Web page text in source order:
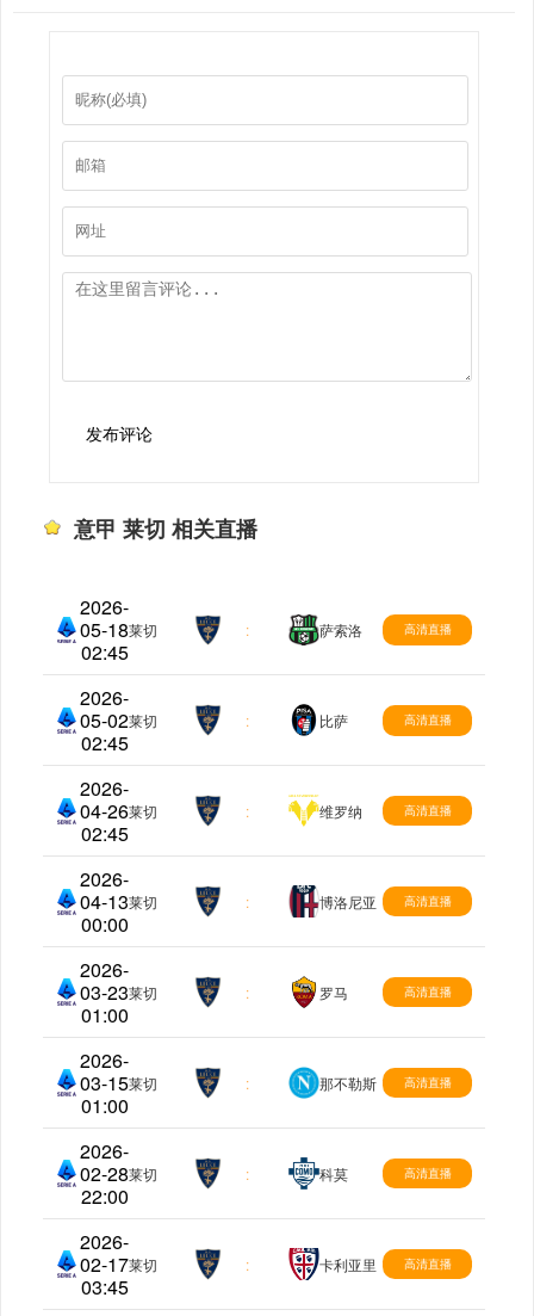
发布评论
意甲 莱切 相关直播
2026-
05-18
02:45
意甲
莱切 : 萨索洛 高清直播
2026-
05-02
02:45
意甲
莱切 : 比萨 高清直播
2026-
04-26
02:45
意甲
莱切 : 维罗纳 高清直播
2026-
04-13
00:00
意甲
莱切 : 博洛尼亚 高清直播
2026-
03-23
01:00
意甲
莱切 : 罗马 高清直播
2026-
03-15
01:00
意甲
莱切 : 那不勒斯 高清直播
2026-
02-28
22:00
意甲
莱切 : 科莫 高清直播
2026-
02-17
03:45
意甲
莱切 : 卡利亚里 高清直播